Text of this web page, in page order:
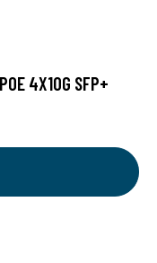
4X10G SFP+